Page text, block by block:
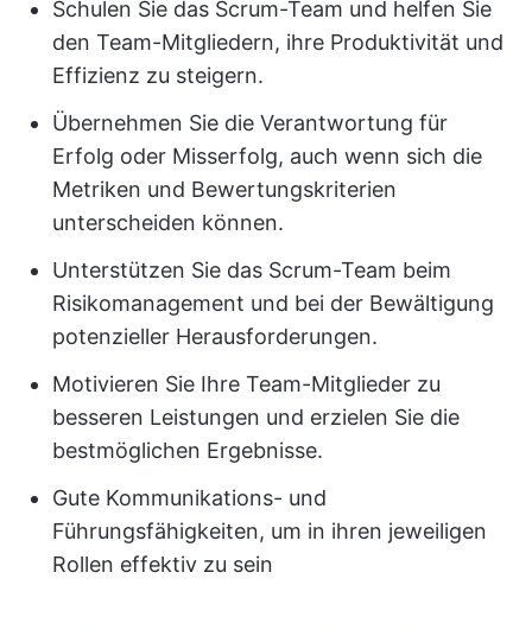
Schulen Sie das Scrum-Team und helfen Sie
den Team-Mitgliedern, ihre Produktivität und
Effizienz zu steigern.
Übernehmen Sie die Verantwortung für
Erfolg oder Misserfolg, auch wenn sich die
Metriken und Bewertungskriterien
unterscheiden können.
Unterstützen Sie das Scrum-Team beim
Risikomanagement und bei der Bewältigung
potenzieller Herausforderungen.
Motivieren Sie Ihre Team-Mitglieder zu
besseren Leistungen und erzielen Sie die
bestmöglichen Ergebnisse.
Gute Kommunikations- und
Führungsfähigkeiten, um in ihren jeweiligen
Rollen effektiv zu sein